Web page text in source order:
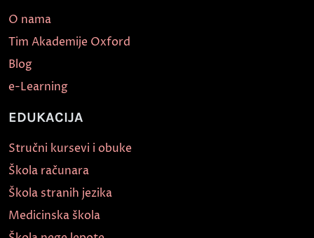
O nama
Tim Akademije Oxford
Blog
e-Learning
EDUKACIJA
Stručni kursevi i obuke
Škola računara
Škola stranih jezika
Medicinska škola